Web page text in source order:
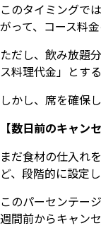
このタイミングで
がって、コース料
ただし、飲み放題
ス料理代金」とす
しかし、席を確保
【数日前のキャンセ
まだ食材の仕入れ
ど、段階的に設定し
このパーセンテー
週間前からキャン